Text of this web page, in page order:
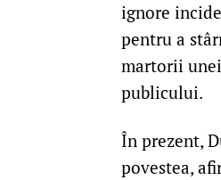
ignore
pentru a
martorii
publicului.
În prezent,
povestea,